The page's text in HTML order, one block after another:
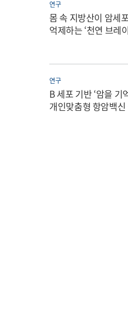
연구
몸 속 지방산이 암세
억제하는 ‘천연 브레
연구
B 세포 기반 ‘암을 기
개인맞춤형 항암백신